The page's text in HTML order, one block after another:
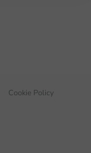
Cookie Policy